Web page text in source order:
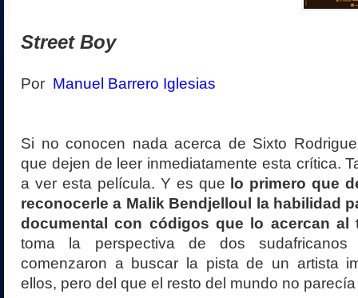
Street Boy
Por Manuel Barrero Iglesias
Si no conocen nada acerca de Sixto
que dejen de leer inmediatamente esta crítica.
a ver esta película. Y es que lo primero que
reconocerle a Malik Bendjelloul la habilidad
documental con códigos que lo acercan al
toma la perspectiva de dos
comenzaron a buscar la pista de un artista
ellos, pero del que el resto del mundo no